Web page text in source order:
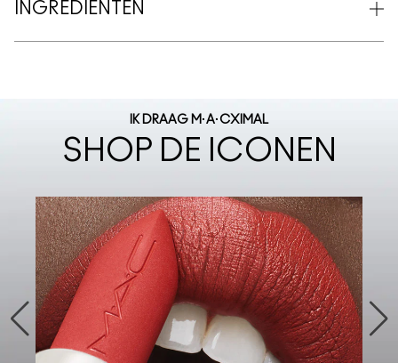
INGREDIËNTEN
IK DRAAG M·A·CXIMAL
SHOP DE ICONEN